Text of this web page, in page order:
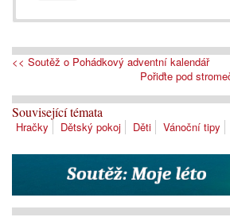
<< Soutěž o Pohádkový adventní kalendář
Pořiďte pod
Související témata
Hračky Dětský pokoj Děti Vánoční tipy